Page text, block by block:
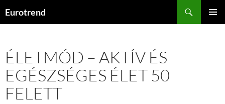
Eurotrend
ÉLETMÓD – AKTÍV ÉS
EGÉSZSÉGES ÉLET 50
FELETT